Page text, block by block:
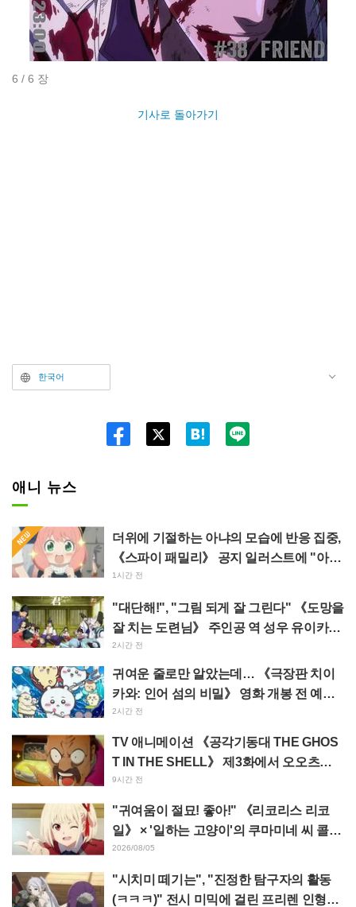
6 / 6 장
기사로 돌아가기
한국어
애니 뉴스
더위에 기절하는 아냐의 모습에 반응 집중,
《스파이 패밀리》 공지 일러스트에 "아냐
가 녹고 있다"
1시간 전
"대단해!", "그림 되게 잘 그린다" 《도망을
잘 치는 도련님》 주인공 역 성우 유이카와
아사키의 제13화 ED 일러스트에 찬사 속
출
2시간 전
귀여운 줄로만 알았는데… 《극장판 치이
카와: 인어 섬의 비밀》 영화 개봉 전 예습
영상이 "생각 이상으로 가혹하다", "노동
얘기뿐이다"라며 갭에 놀라는 목소리
2시간 전
TV 애니메이션 《공각기동대 THE GHOS
T IN THE SHELL》 제3화에서 오오츠카
아키오가 연기하는 마레스 대령 등장! 캐스
트 코멘트 & 엔드 카드 공개
9시간 전
"귀여움이 절묘! 좋아!" 《리코리스 리코
일》 × '일하는 고양이'의 쿠마미네 씨 콜라
보 발표에 "좋아!" 반응 잇따라
2026/08/05
"시치미 떼기는", "진정한 탐구자의 활동
(ㅋㅋㅋ)" 전시 미믹에 걸린 프리렌 인형에